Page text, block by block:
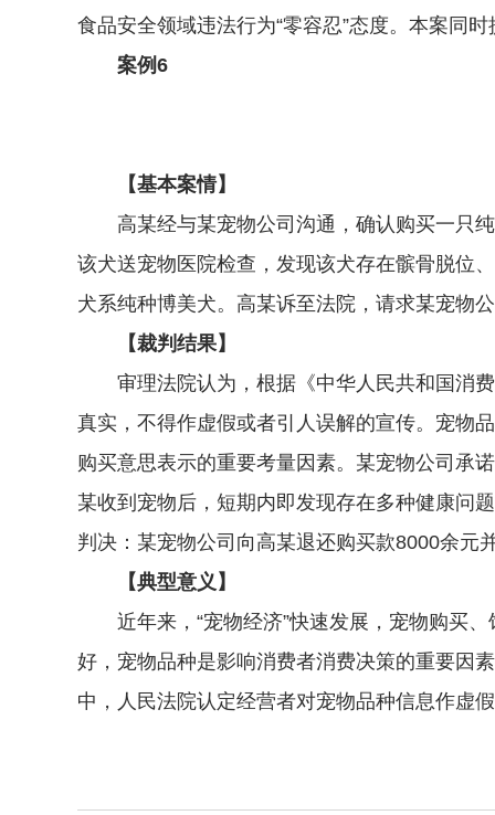
食品安全领域违法行为“零容忍”态度。本案同
案例6
【基本案情】
高某经与某宠物公司沟通，确认购买一只纯
该犬送宠物医院检查，发现该犬存在髌骨脱位
犬系纯种博美犬。高某诉至法院，请求某宠物
【裁判结果】
审理法院认为，根据《中华人民共和国消费
真实，不得作虚假或者引人误解的宣传。宠物
购买意思表示的重要考量因素。某宠物公司承
某收到宠物后，短期内即发现存在多种健康问
判决：某宠物公司向高某退还购买款8000余元
【典型意义】
近年来，“宠物经济”快速发展，宠物购买、
好，宠物品种是影响消费者消费决策的重要因
中，人民法院认定经营者对宠物品种信息作虚